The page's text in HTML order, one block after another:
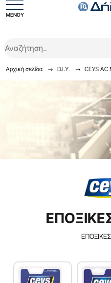
ΜΕΝΟΥ
Αρχική σελίδα D.I.Y. CEYS AC